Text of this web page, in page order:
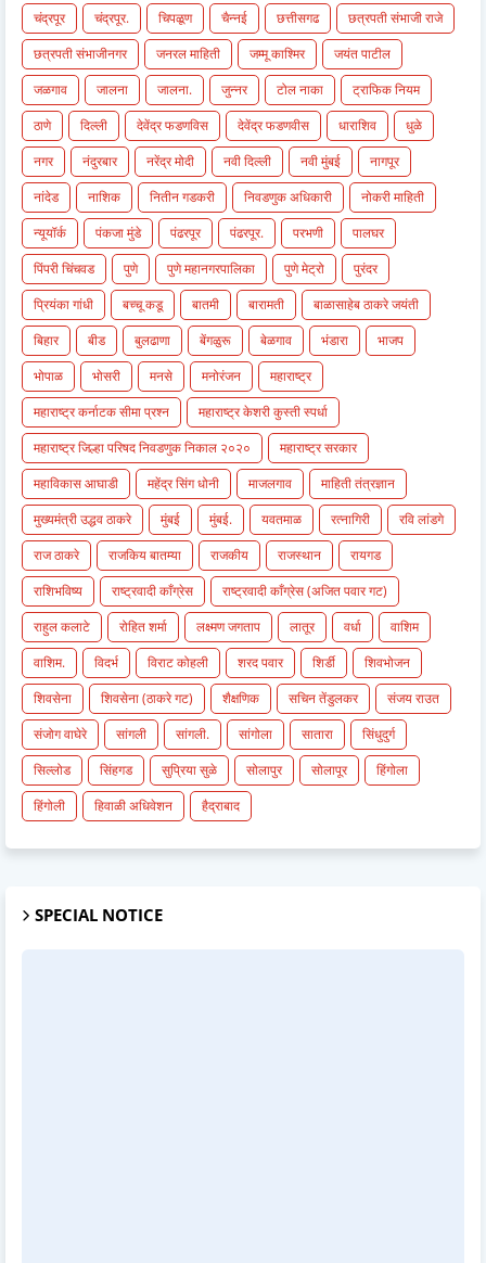
चंद्रपूर चंद्रपूर. चिपळूण चैन्नई छत्तीसगढ
छत्रपती संभाजी राजे
छत्रपती संभाजीनगर
जनरल माहिती जम्मू काश्मिर
जयंत पाटील
जळगाव
जालना जालना. जुन्नर टोल नाका
ट्राफिक नियम
ठाणे
दिल्ली देवेंद्र फडणविस देवेंद्र फडणवीस धाराशिव
धुळे
नगर
नंदुरबार नरेंद्र मोदी नवी दिल्ली नवी मुंबई
नागपूर
नांदेड
नाशिक नितीन गडकरी निवडणुक अधिकारी
नोकरी माहिती
न्यूयॉर्क
पंकजा मुंडे पंढरपूर पंढरपूर. परभणी
पालघर
पिंपरी चिंचवड
पुणे पुणे महानगरपालिका पुणे मेट्रो
पुरंदर
प्रियंका गांधी
बच्चू कडू बातमी बारामती
बाळासाहेब ठाकरे जयंती
बिहार
बीड बुलढाणा बेंगळुरू बेळगाव भंडारा
भाजप
भोपाळ
भोसरी मनसे मनोरंजन
महाराष्ट्र
महाराष्ट्र कर्नाटक सीमा प्रश्न
महाराष्ट्र केशरी कुस्ती स्पर्धा
महाराष्ट्र जिल्हा परिषद निवडणुक निकाल २०२०
महाराष्ट्र सरकार
महाविकास आघाडी
महेंद्र सिंग धोनी माजलगाव
माहिती तंत्रज्ञान
मुख्यमंत्री उद्धव ठाकरे
मुंबई मुंबई. यवतमाळ रत्नागिरी
रवि लांडगे
राज ठाकरे
राजकिय बातम्या राजकीय राजस्थान
रायगड
राशिभविष्य
राष्ट्रवादी काँग्रेस
राष्ट्रवादी काँग्रेस (अजित पवार गट)
राहुल कलाटे
रोहित शर्मा लक्ष्मण जगताप लातूर वर्धा
वाशिम
वाशिम.
विदर्भ विराट कोहली शरद पवार शिर्डी
शिवभोजन
शिवसेना
शिवसेना (ठाकरे गट) शैक्षणिक सचिन तेंडुलकर
संजय राउत
संजोग वाघेरे
सांगली सांगली. सांगोला सातारा
सिंधुदुर्ग
सिल्लोड
सिंहगड सुप्रिया सुळे सोलापुर सोलापूर
हिंगोला
हिंगोली
हिवाळी अधिवेशन हैद्राबाद
SPECIAL NOTICE